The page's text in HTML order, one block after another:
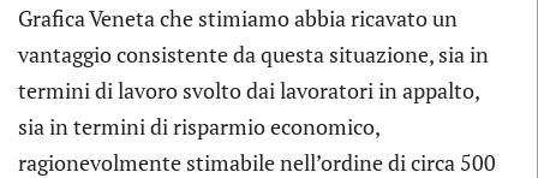
Grafica Veneta che stimiamo abbia ricavato un
vantaggio consistente da questa situazione, sia in
termini di lavoro svolto dai lavoratori in appalto,
sia in termini di risparmio economico,
ragionevolmente stimabile nell’ordine di circa 500